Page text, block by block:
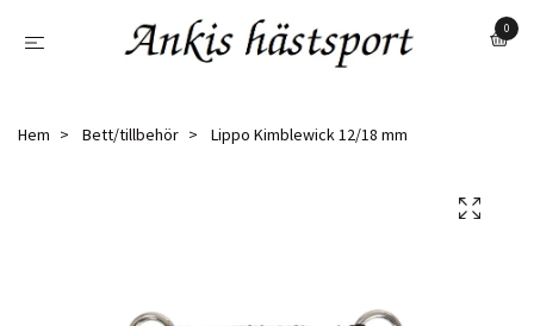
0
Hem Bett/tillbehör Lippo Kimblewick 12/18 mm